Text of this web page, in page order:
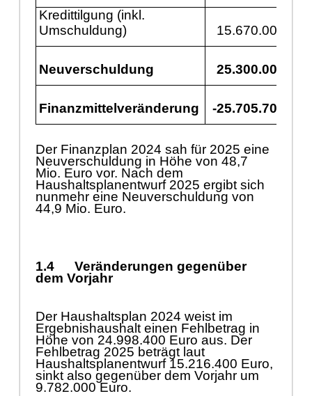
Kredittilgung (inkl.
Umschuldung)
15.670.000
Neuverschuldung 25.300.000
Finanzmittelveränderung -25.705.700
Der Finanzplan 2024 sah für 2025 eine
Neuverschuldung in Höhe von 48,7
Mio. Euro vor. Nach dem
Haushaltsplanentwurf 2025 ergibt sich
nunmehr eine Neuverschuldung von
44,9 Mio. Euro.
1.4 Veränderungen gegenüber
dem Vorjahr
Der Haushaltsplan 2024 weist im
Ergebnishaushalt einen Fehlbetrag in
Höhe von 24.998.400 Euro aus. Der
Fehlbetrag 2025 beträgt laut
Haushaltsplanentwurf 15.216.400 Euro,
sinkt also gegenüber dem Vorjahr um
9.782.000 Euro.